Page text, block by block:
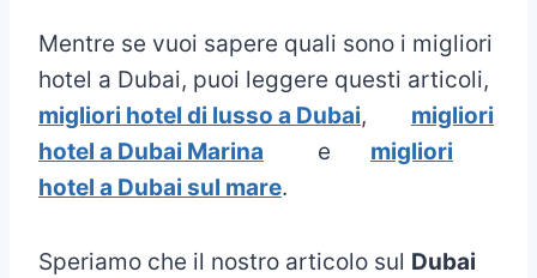
Mentre se vuoi sapere quali sono i migliori
hotel a Dubai, puoi leggere questi articoli,
migliori hotel di lusso a Dubai,
migliori
hotel a Dubai Marina e
migliori
hotel a Dubai sul mare.
Speriamo che il nostro articolo sul Dubai